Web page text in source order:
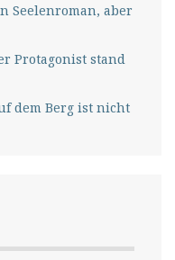
Seelenroman, aber
Protagonist stand
dem Berg ist nicht